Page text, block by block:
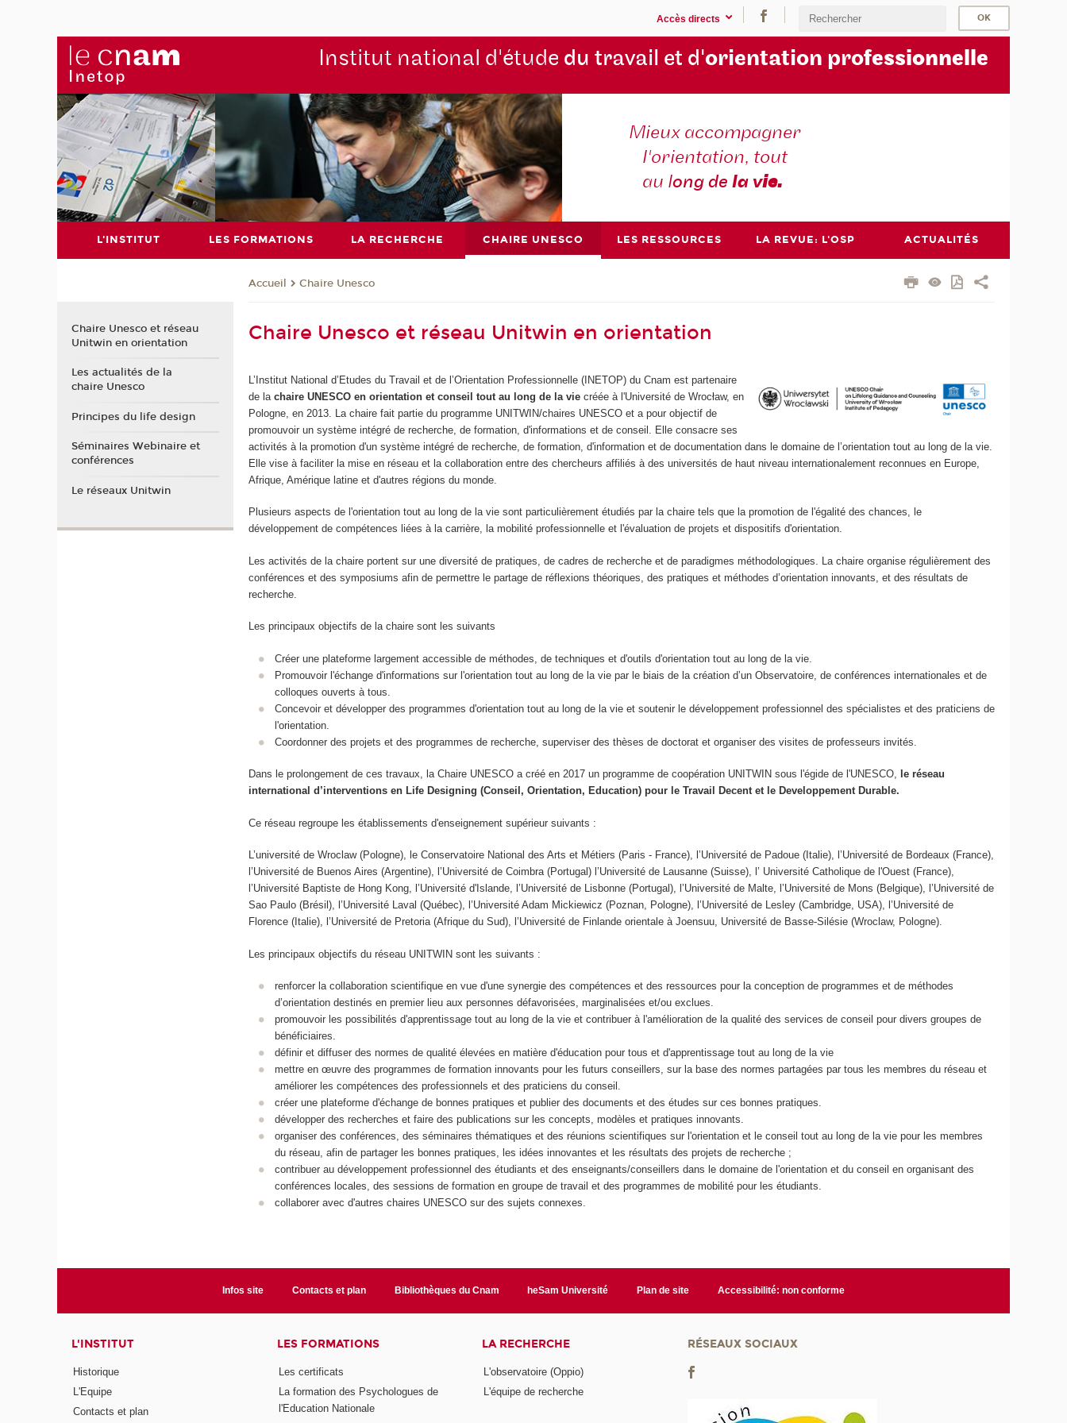
Accès directs
Institut national d'étude du travail et d'orientation professionnelle
Mieux accompagner
l'orientation, tout
au long dela vie.
L'INSTITUT LES FORMATIONS LA RECHERCHE CHAIRE UNESCO LES RESSOURCES LA REVUE: L'OSP ACTUALITÉS
Accueil Chaire Unesco
Chaire Unesco et réseau Unitwin en orientation
L’Institut National d’Etudes du Travail et de l’Orientation Professionnelle (INETOP) du Cnam est partenaire
de lachaire UNESCO en orientation et conseil tout au long de la vie créée à l'Université de Wrocław, en
Pologne, en 2013. La chaire fait partie du programme UNITWIN/chaires UNESCO et a pour objectif de
promouvoir un système intégré de recherche, de formation, d'informations et de conseil. Elle consacre ses
activités à la promotion d'un système intégré de recherche, de formation, d'information et de documentation dans le domaine de l’orientation tout au long de la vie.
Elle vise à faciliter la mise en réseau et la collaboration entre des chercheurs affiliés à des universités de haut niveau internationalement reconnues en Europe,
Afrique, Amérique latine et d'autres régions du monde.
Plusieurs aspects de l'orientation tout au long de la vie sont particulièrement étudiés par la chaire tels que la promotion de l'égalité des chances, le
développement de compétences liées à la carrière, la mobilité professionnelle et l'évaluation de projets et dispositifs d'orientation.
Les activités de la chaire portent sur une diversité de pratiques, de cadres de recherche et de paradigmes méthodologiques. La chaire organise régulièrement des
conférences et des symposiums afin de permettre le partage de réflexions théoriques, des pratiques et méthodes d’orientation innovants, et des résultats de
recherche.
Les principaux objectifs de la chaire sont les suivants
Créer une plateforme largement accessible de méthodes, de techniques et d'outils d'orientation tout au long de la vie.
Promouvoir l'échange d'informations sur l'orientation tout au long de la vie par le biais de la création d’un Observatoire, de conférences internationales et de
colloques ouverts à tous.
Concevoir et développer des programmes d'orientation tout au long de la vie et soutenir le développement professionnel des spécialistes et des praticiens de
l'orientation.
Coordonner des projets et des programmes de recherche, superviser des thèses de doctorat et organiser des visites de professeurs invités.
Dans le prolongement de ces travaux, la Chaire UNESCO a créé en 2017 un programme de coopération UNITWIN sous l'égide de l'UNESCO, le réseau
international d’interventions en Life Designing (Conseil, Orientation, Education) pour le Travail Decent et le Developpement Durable.
Ce réseau regroupe les établissements d'enseignement supérieur suivants :
L’université de Wroclaw (Pologne), le Conservatoire National des Arts et Métiers (Paris - France), l’Université de Padoue (Italie), l’Université de Bordeaux (France),
l’Université de Buenos Aires (Argentine), l’Université de Coimbra (Portugal) l’Université de Lausanne (Suisse), l’ Université Catholique de l'Ouest (France),
l’Université Baptiste de Hong Kong, l’Université d'Islande, l’Université de Lisbonne (Portugal), l’Université de Malte, l’Université de Mons (Belgique), l’Université de
Sao Paulo (Brésil), l’Université Laval (Québec), l’Université Adam Mickiewicz (Poznan, Pologne), l’Université de Lesley (Cambridge, USA), l’Université de
Florence (Italie), l’Université de Pretoria (Afrique du Sud), l’Université de Finlande orientale à Joensuu, Université de Basse-Silésie (Wroclaw, Pologne).
Les principaux objectifs du réseau UNITWIN sont les suivants :
renforcer la collaboration scientifique en vue d'une synergie des compétences et des ressources pour la conception de programmes et de méthodes
d’orientation destinés en premier lieu aux personnes défavorisées, marginalisées et/ou exclues.
promouvoir les possibilités d'apprentissage tout au long de la vie et contribuer à l'amélioration de la qualité des services de conseil pour divers groupes de
bénéficiaires.
définir et diffuser des normes de qualité élevées en matière d'éducation pour tous et d'apprentissage tout au long de la vie
mettre en œuvre des programmes de formation innovants pour les futurs conseillers, sur la base des normes partagées par tous les membres du réseau et
améliorer les compétences des professionnels et des praticiens du conseil.
créer une plateforme d'échange de bonnes pratiques et publier des documents et des études sur ces bonnes pratiques.
développer des recherches et faire des publications sur les concepts, modèles et pratiques innovants.
organiser des conférences, des séminaires thématiques et des réunions scientifiques sur l'orientation et le conseil tout au long de la vie pour les membres
du réseau, afin de partager les bonnes pratiques, les idées innovantes et les résultats des projets de recherche ;
contribuer au développement professionnel des étudiants et des enseignants/conseillers dans le domaine de l'orientation et du conseil en organisant des
conférences locales, des sessions de formation en groupe de travail et des programmes de mobilité pour les étudiants.
collaborer avec d'autres chaires UNESCO sur des sujets connexes.
Chaire Unesco et réseau
Unitwin en orientation
Les actualités de la
chaire Unesco
Principes du life design
Séminaires Webinaire et
conférences
Le réseaux Unitwin
Infos site Contacts et plan Bibliothèques du Cnam heSam Université Plan de site Accessibilité: non conforme
L'INSTITUT
Historique
L'Equipe
Contacts et plan
LES FORMATIONS
Les certificats
La formation des Psychologues de
l'Education Nationale
LA RECHERCHE
L'observatoire (Oppio)
L'équipe de recherche
RÉSEAUX SOCIAUX